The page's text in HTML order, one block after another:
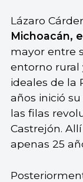
Lázaro
Michoacán,
mayor entre
entorno rural
ideales de la
años inició
las filas
Castrejón.
apenas 25